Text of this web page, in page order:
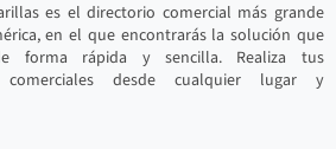
es el directorio comercial más grande
en el que encontrarás la solución que
forma rápida y sencilla. Realiza tus
comerciales desde cualquier lugar y